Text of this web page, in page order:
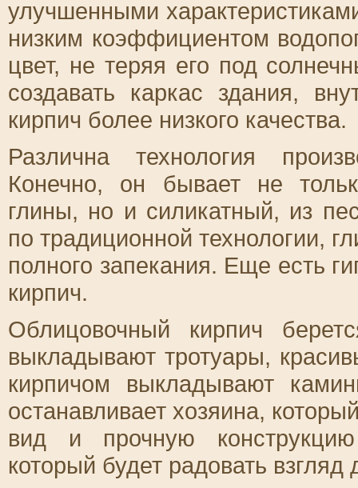
улучшенными
низким коэффициентом
цвет, не теряя его под
создавать каркас здания,
кирпич более низкого качества.
Различна технология
Конечно, он бывает не
глины, но и силикатный, из
по традиционной технологии,
полного запекания. Еще есть
кирпич.
Облицовочный кирпич
выкладывают тротуары,
кирпичом выкладывают
останавливает хозяина,
вид и прочную
который будет радовать взгляд